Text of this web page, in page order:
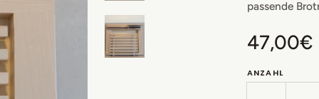
passende
Normaler
Preis
47,00€
ANZAHL